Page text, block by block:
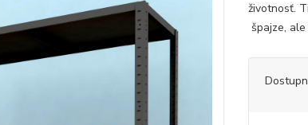
životnosť.
špajze,